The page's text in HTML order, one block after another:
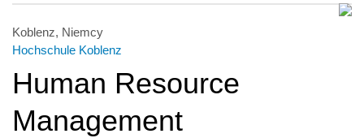
Koblenz, Niemcy
Hochschule Koblenz
Human Resource
Management